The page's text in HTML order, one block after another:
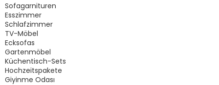
Sofagarnituren
Esszimmer
Schlafzimmer
TV-Möbel
Ecksofas
Gartenmöbel
Küchentisch-Sets
Hochzeitspakete
Giyinme Odası